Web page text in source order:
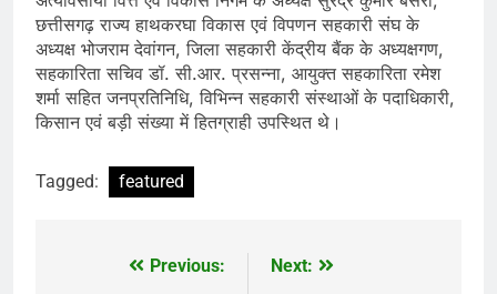
छत्तीसगढ़ राज्य हाथकरघा विकास एवं विपणन सहकारी संघ के
अध्यक्ष भोजराम देवांगन, जिला सहकारी केंद्रीय बैंक के अध्यक्षगण,
सहकारिता सचिव डॉ. सी.आर. प्रसन्ना, आयुक्त सहकारिता रमेश
शर्मा सहित जनप्रतिनिधि, विभिन्न सहकारी संस्थाओं के पदाधिकारी,
किसान एवं बड़ी संख्या में हितग्राही उपस्थित थे।
Tagged: featured
Previous:
Next: